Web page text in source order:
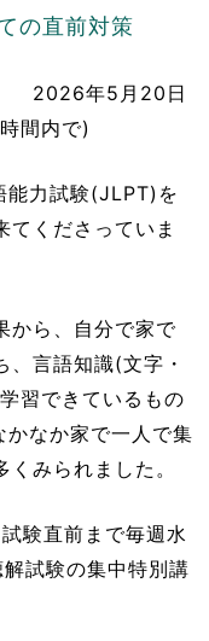
の直前対策
2026年5月20日
間内で)
力試験(JLPT)を
てくださっていま
から、自分で家で
、言語知識(文字・
習できているもの
なか家で一人で集
みられました。
験直前まで毎週水
試験の集中特別講